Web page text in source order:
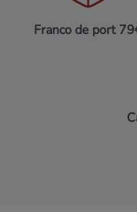
Franco de port